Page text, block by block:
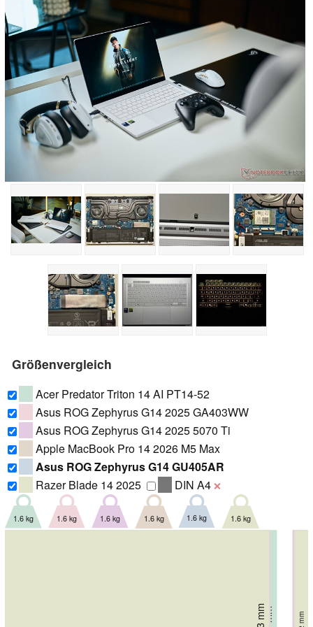
Größenvergleich
Acer Predator Triton 14 AI PT14-52
Asus ROG Zephyrus G14 2025 GA403WW
Asus ROG Zephyrus G14 2025 5070 Ti
Apple MacBook Pro 14 2026 M5 Max
Asus ROG Zephyrus G14 GU405AR
Razer Blade 14 2025
DIN A4 ❌
1.6 kg 1.6 kg 1.6 kg 1.6 kg 1.6 kg 1.6 kg